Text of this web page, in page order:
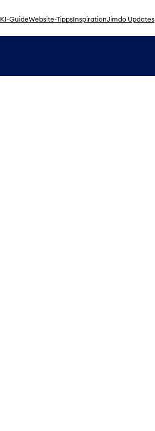
KI-GuideWebsite-TippsInspirationJimdo Updates